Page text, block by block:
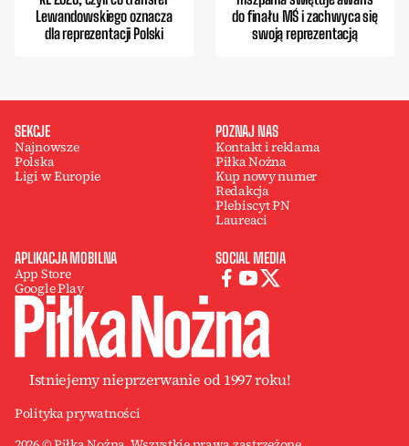
Lewandowskiego oznacza
dla reprezentacji Polski
do finału MŚ i zachwyca się
swoją reprezentacją
SEKCJE
Najnowsze
Polska
Ligi w Europie
POZNAJ NAS
Kontakt i reklama
Piłka Nożna
Kup nowy numer
Redakcja
Plebiscyt PN
Laureaci
APLIKACJA MOBILNA
App Store
Google Play
SOCIAL MEDIA
Istniejemy nieprzerwanie od 1997 roku!
Polityka prywatności